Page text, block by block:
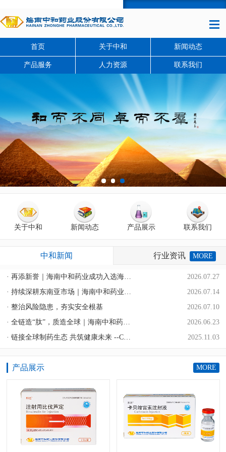
首页 关于中和 新闻动态
产品服务 人力资源 联系我们
关于中和 新闻动态 产品展示 联系我们
MORE
中和新闻 行业资讯
· 再添新誉｜海南中和药业成功入选海南省基础级智
2026.07.27
· 持续深耕东南亚市场｜海南中和药业2026 C
2026.07.14
· 整治风险隐患，夯实安全根基
2026.07.10
· 全链造“肽”，质造全球｜海南中和药业亮相20
2026.06.23
· 链接全球制药生态 共筑健康未来 --Conn
2025.11.03
产品展示 MORE
关于中和
新闻动态
产品服务
人力资源
联系我们